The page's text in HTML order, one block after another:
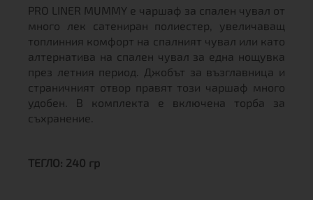
PRO LINER MUMMY е чаршаф за спален чувал от
много лек сатениран полиестер, увеличаващ
топлинния комфорт на спалният чувал или като
алтернатива на спален чувал за една нощувка
през летния период. Джобът за възглавница и
страничният отвор правят този чаршаф много
удобен. В комплекта е включена торба за
съхранение.
ТЕГЛО: 240 гр